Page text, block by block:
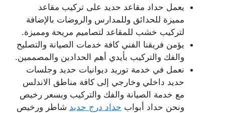
يعمل حداد مقاعد حديد على تركيب مقاعد
مميزة للحدائق وللمدارس والروضات بالإضافة
لتركيب خشب للمقاعد لتصاميم مريحة ومميزة.
يؤمن فريقنا الفني كافة خدمات الصيانة والتصليح
والفك والتركيب بأيدي أهم الحدادين والمصممين.
نعمل في خدمة توريد ديوانيات حديد وجلسات
حديد داخلي وخارجي إلى كافة مناطق الاندلس
مع خدمة الصيانة والفك والتركيب وبسعر رخيص
ونحن حداد أبواب حداد درج حديد شاطر ورخيص